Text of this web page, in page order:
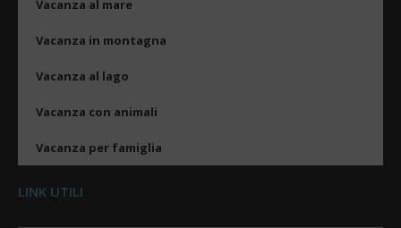
Vacanza al mare
Vacanza in montagna
Vacanza al lago
Vacanza con animali
Vacanza per famiglia
LINK UTILI